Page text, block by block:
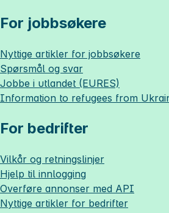
For jobbsøkere
Nyttige artikler for jobbsøkere
Spørsmål og svar
Jobbe i utlandet (EURES)
Information to refugees from
For bedrifter
Vilkår og retningslinjer
Hjelp til innlogging
Overføre annonser med API
Nyttige artikler for bedrifter